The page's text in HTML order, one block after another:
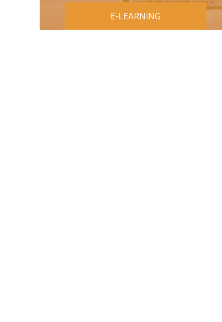
E-LEARNING